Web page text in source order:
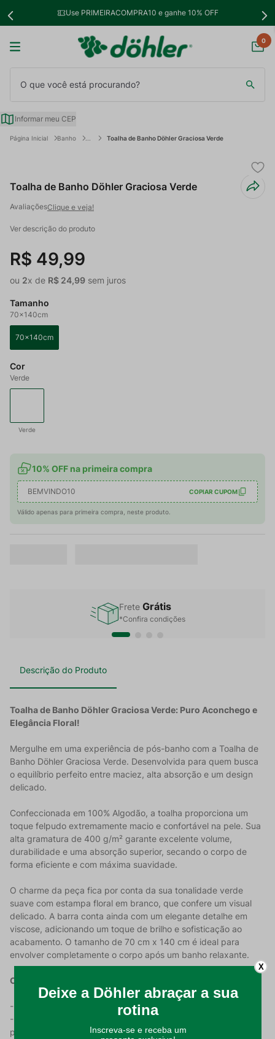
Use PRIMEIRACOMPRA10 e ganhe 10% OFF
0
Informar meu CEP
Banho Toalha de Banho Döhler Graciosa Verde
Toalha de Banho Döhler Graciosa Verde
Clique e veja!
Ver descrição do produto
R$ 49,99
ou 2x de R$ 24,99 sem juros
Tamanho
70x140cm
70x140cm
Cor
Verde
Verde
10% OFF na primeira compra
BEMVINDO10 COPIAR CUPOM
Válido apenas para primeira compra, neste produto.
Frete Grátis
*Confira condições
Descrição do Produto
Toalha de Banho Döhler Graciosa Verde: Puro Aconchego e
Elegância Floral!
Mergulhe em uma experiência de pós-banho com a Toalha de
Banho Döhler Graciosa Verde. Desenvolvida para quem busca
o equilíbrio perfeito entre maciez, alta absorção e um design
delicado.
Confeccionada em 100% Algodão, a toalha proporciona um
toque felpudo extremamente macio e confortável na pele. Sua
alta gramatura de 400 g/m² garante excelente volume,
durabilidade e uma absorção superior, secando o corpo de
forma eficiente e com máxima suavidade.
O charme da peça fica por conta da sua tonalidade verde
suave com estampa floral em branco, que confere um visual
delicado. A barra conta ainda com um elegante detalhe em
viscose, adicionando um toque de brilho e sofisticação ao
acabamento. O tamanho de 70 cm x 140 cm é ideal para
envolver completamente o corpo após um banho relaxante.
Características do Produto:
- Design Delicado: Cor verde com estampa floral em branco;
- Acabamento Elegante: Possui detalhe em viscose na barra
para um toque sofisticado;
X